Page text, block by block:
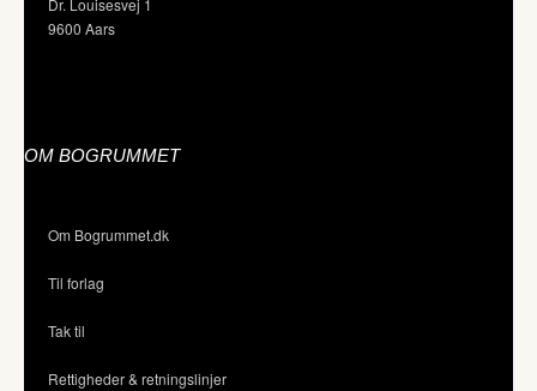
Dr. Louisesvej 1
9600 Aars
OM BOGRUMMET
Om Bogrummet.dk
Til forlag
Tak til
Rettigheder & retningslinjer